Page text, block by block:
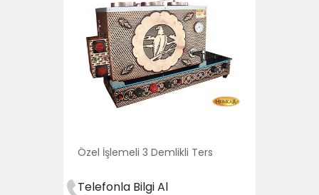
Özel İşlemeli 3 Demlikli Ters
Telefonla Bilgi Al